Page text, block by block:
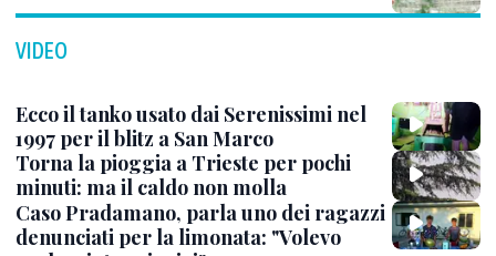
VIDEO
Ecco il tanko usato dai Serenissimi nel
1997 per il blitz a San Marco
Torna la pioggia a Trieste per pochi
minuti: ma il caldo non molla
Caso Pradamano, parla uno dei ragazzi
denunciati per la limonata: "Volevo